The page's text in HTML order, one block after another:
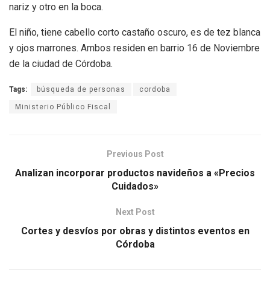
nariz y otro en la boca.
El niño, tiene cabello corto castaño oscuro, es de tez blanca
y ojos marrones. Ambos residen en barrio 16 de Noviembre
de la ciudad de Córdoba.
Tags: búsqueda de personas cordoba
Ministerio Público Fiscal
Previous Post
Analizan incorporar productos navideños a «Precios
Cuidados»
Next Post
Cortes y desvíos por obras y distintos eventos en
Córdoba